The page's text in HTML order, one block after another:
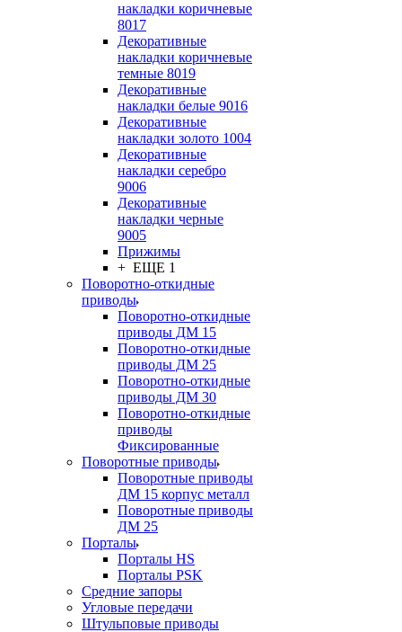
накладки коричневые
8017
Декоративные
накладки коричневые
темные 8019
Декоративные
накладки белые 9016
Декоративные
накладки золото 1004
Декоративные
накладки серебро
9006
Декоративные
накладки черные
9005
Прижимы
+ ЕЩЕ 1
Поворотно-откидные
приводы
Поворотно-откидные
приводы ДМ 15
Поворотно-откидные
приводы ДМ 25
Поворотно-откидные
приводы ДМ 30
Поворотно-откидные
приводы
Фиксированные
Поворотные приводы
Поворотные приводы
ДМ 15 корпус металл
Поворотные приводы
ДМ 25
Порталы
Порталы HS
Порталы PSK
Средние запоры
Угловые передачи
Штульповые приводы